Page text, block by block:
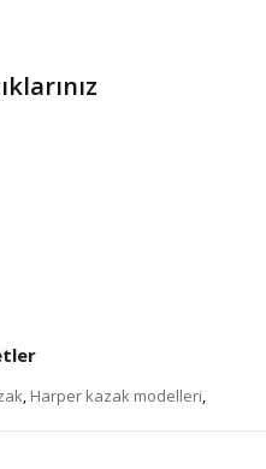
, Harper kazak modelleri,